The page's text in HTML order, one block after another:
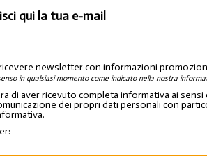
qui la tua e-mail
newsletter con informazioni
in qualsiasi momento come indicato nella nostra
di aver ricevuto completa informativa ai
dei propri dati personali con